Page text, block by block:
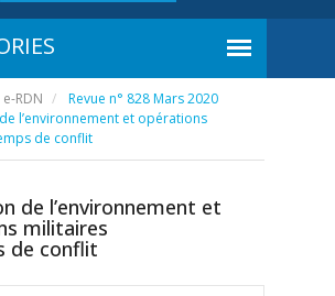
e-RDN
Revue n° 828 Mars 2020
l’environnement et opérations
de conflit
de l’environnement et
militaires
de conflit